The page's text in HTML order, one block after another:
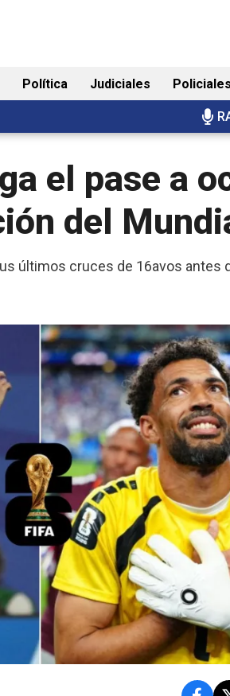
Política Judiciales Policiales
el pase a
del
últimos cruces de 16avos antes